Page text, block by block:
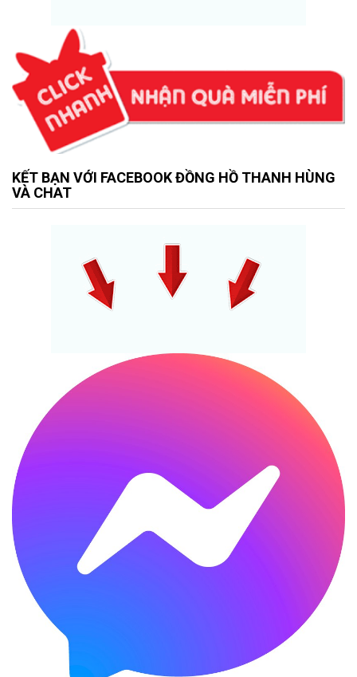
KẾT BẠN VỚI FACEBOOK ĐỒNG HỒ THANH HÙNG
VÀ CHAT